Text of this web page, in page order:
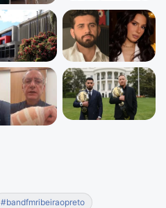
#bandfmribeiraopreto